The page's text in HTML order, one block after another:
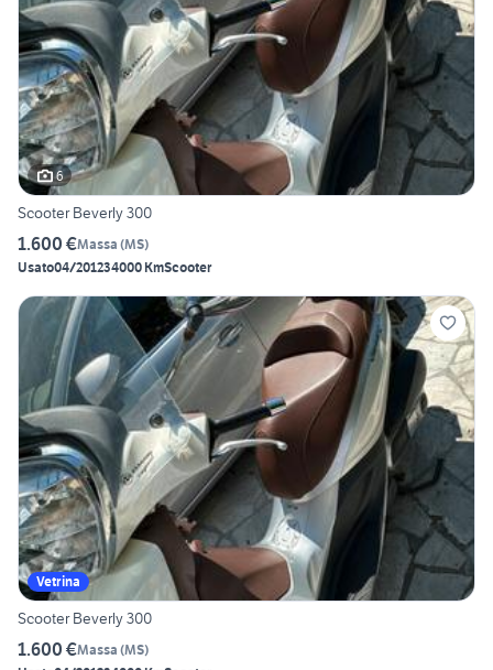
6
Scooter Beverly 300
1.600 €Massa (MS)
Usato04/201234000 KmScooter
Vetrina
Scooter Beverly 300
1.600 €Massa (MS)